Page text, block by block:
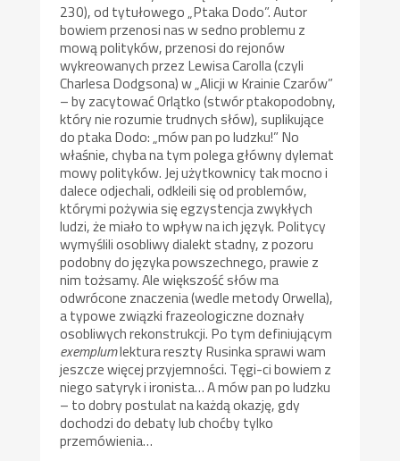
230), od tytułowego „Ptaka Dodo”. Autor
bowiem przenosi nas w sedno problemu z
mową polityków, przenosi do rejonów
wykreowanych przez Lewisa Carolla (czyli
Charlesa Dodgsona) w „Alicji w Krainie Czarów”
– by zacytować Orlątko (stwór ptakopodobny,
który nie rozumie trudnych słów), suplikujące
do ptaka Dodo: „mów pan po ludzku!” No
właśnie, chyba na tym polega główny dylemat
mowy polityków. Jej użytkownicy tak mocno i
dalece odjechali, odkleili się od problemów,
którymi pożywia się egzystencja zwykłych
ludzi, że miało to wpływ na ich język. Politycy
wymyślili osobliwy dialekt stadny, z pozoru
podobny do języka powszechnego, prawie z
nim tożsamy. Ale większość słów ma
odwrócone znaczenia (wedle metody Orwella),
a typowe związki frazeologiczne doznały
osobliwych rekonstrukcji. Po tym definiującym
exemplumlektura reszty Rusinka sprawi wam
jeszcze więcej przyjemności. Tęgi-ci bowiem z
niego satyryk i ironista… A mów pan po ludzku
– to dobry postulat na każdą okazję, gdy
dochodzi do debaty lub choćby tylko
przemówienia…